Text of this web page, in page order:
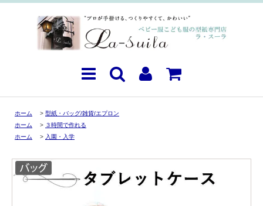
ホーム > 型紙・バッグ/雑貨/エプロン
ホーム
> ３時間で作れる
ホーム
> 入園・入学